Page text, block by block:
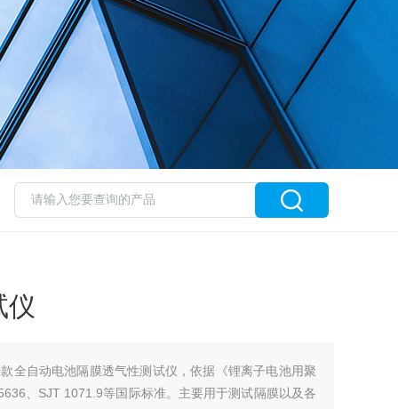
仪
全自动电池隔膜透气性测试仪，依据《锂离子电池用聚
、SJT 1071.9等国际标准。主要用于测试隔膜以及各